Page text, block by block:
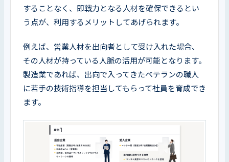
することなく、即戦力となる人材を確保できるとい
う点が、利用するメリットしてあげられます。
例えば、営業人材を出向者として受け入れた場合、
その人材が持っている人脈の活用が可能となります。
製造業であれば、出向で入ってきたベテランの職人
に若手の技術指導を担当してもらって社員を育成でき
ます。